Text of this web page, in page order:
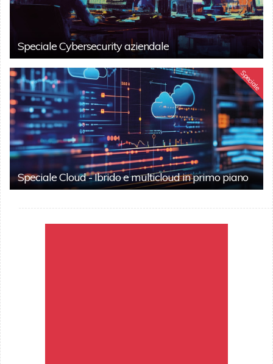
Speciale Cybersecurity aziendale
Speciale
Speciale Cloud - Ibrido e multicloud in primo piano